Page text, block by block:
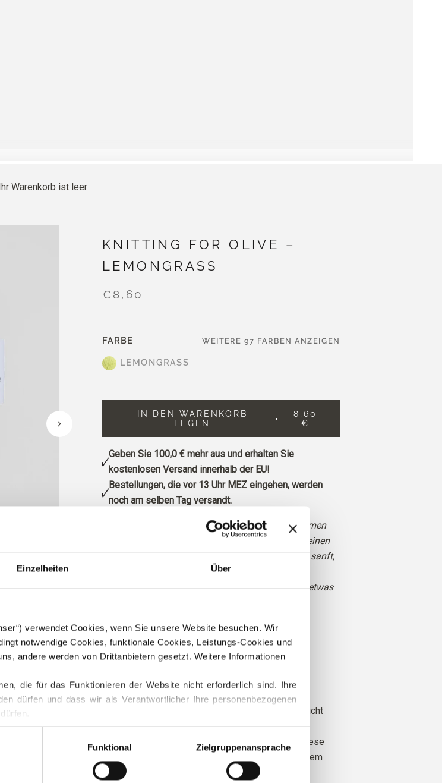
Einzelheiten Über
verwendet Cookies, wenn Sie unsere Website besuchen. Wir
notwendige Cookies, funktionale Cookies, Leistungs-Cookies und
andere werden von Drittanbietern gesetzt. Weitere Informationen
die für das Funktionieren der Website nicht erforderlich sind. Ihre
dürfen und dass wir als Verantwortlicher Ihre personenbezogenen
Cookie-Richtlinie, wo Sie auch Informationen zum Blockieren und
Funktional Zielgruppenansprache
Ihr Warenkorb ist leer
KNITTING FOR OLIVE –
LEMONGRASS
€8,60
FARBE
LEMONGRASS
WEITERE 97 FARBEN ANZEIGEN
IN DEN WARENKORB
LEGEN
8,60
€
Geben Sie 100,0 €mehr aus und erhalten Sie
kostenlosen Versand innerhalb der EU!
Bestellungen, die vor 13 Uhr MEZ eingehen, werden
noch am selben Tag versandt.
Lemongrass ein helles, frisches Gelbgrün mit warmen
Untertönen. Es liegt zwischen Gelb und Grün, hat einen
klassischen Limettencharakter und wirkt zugleich sanft,
Die Merinowolle ist etwas weniger leuchtend und etwas
Farbton: Warm
Farbsaison: Echter Frühling
Auch schön für
Unsere Merinowolle stammt von Schafen, die in
Patagonien gezüchtet wurden, wo das Mulesing nicht
praktiziert wird. Die Wolle kann direkt zu der Farm
zurückverfolgt werden, von der sie stammt. Auf diese
Weise wissen wir genau, von welcher Farm, welchem
Bauern und welchem Schaf unsere Wolle stammt.